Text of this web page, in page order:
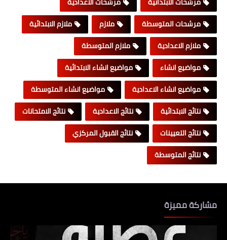
مرشحات المتوسطة
ملازم
ملازم الابتدائية
ملازم الاعدادية
ملازم المتوسطة
مواضيع انشاء
مواضيع انشاء الابتدائية
مواضيع انشاء الاعدادية
مواضيع انشاء المتوسطة
نتائج الابتدائية
نتائج الاعدادية
نتائج الامتحانات
نتائج التعيينات
نتائج القبول المركزي
نتائج المتوسطة
مشاركة مميزة